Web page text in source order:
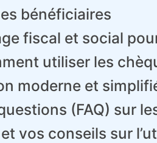
bénéficiaires
fiscal et social
utiliser les
moderne et
(FAQ) sur
vos conseils sur